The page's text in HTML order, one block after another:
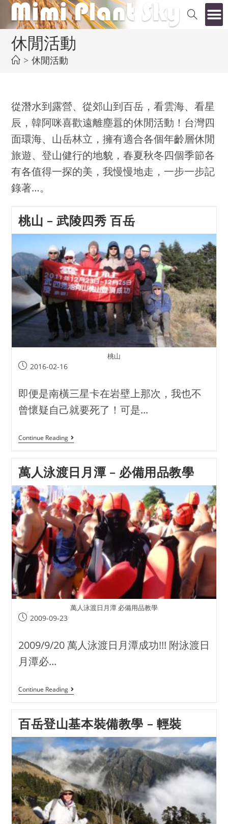
休閒活動
> 休閒活動
從潛水到露營、從郊山到百岳，看雲海、看星
辰，韓阿咪喜歡遠離塵囂的休閒活動！台灣四
面環海、山岳林立，擁有適合各個年齡層休閒
旅遊、登山健行的地貌，春夏秋冬四個季節各
有各值得一探的美，我慢慢地走，一步一步記
錄著…。
桃山 – 武陵四秀 百岳
桃山
2016-02-16
即便是南橫三星卡在岩壁上那次，我也不
曾懷疑自己就要死了！可是...
Continue Reading
萬人泳渡日月潭 – 必備用品教學
萬人泳渡日月潭 必備用品教學
2009-09-23
2009/9/20 萬人泳渡日月潭成功!!! 附泳渡日
月潭必...
Continue Reading
百岳登山基本裝備教學 – 輕裝